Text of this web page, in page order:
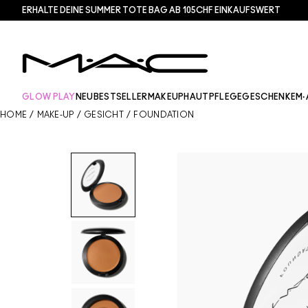
ERHALTE DEINE SUMMER TOTE BAG AB 105CHF EINKAUFSWERT​
GLOW PLAY NEU BESTSELLER MAKEUP HAUTPFLEGEGESCHENKE
HOME / MAKE-UP / GESICHT / FOUNDATION